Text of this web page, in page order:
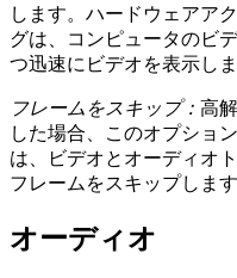
します。ハードウェアア
グは、コンピュータのビ
つ迅速にビデオを表示しま
フレームをスキップ： 高
した場合、このオプショ
は、ビデオとオーディオ
フレームをスキップします
オーディオ